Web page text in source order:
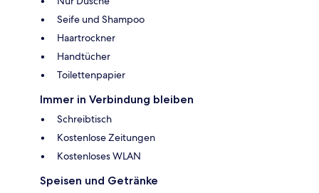
Seife und Shampoo
Haartrockner
Handtücher
Toilettenpapier
Immer in Verbindung bleiben
Schreibtisch
Kostenlose Zeitungen
Kostenloses WLAN
Speisen und Getränke